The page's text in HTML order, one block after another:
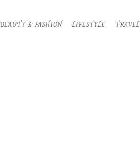
BEAUTY & FASHION LIFESTYLE TRAVEL